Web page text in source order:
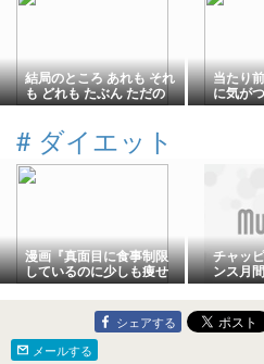
結局のところ あれも それ
も どれも たぶん ただの
夏バテだよね
当たり
に気が
# ダイエット
漫画『真面目に食事制限
しているのに少しも痩せ
ない話』
チャッ
ンス月
シェアする
メールする